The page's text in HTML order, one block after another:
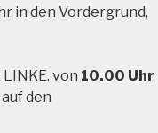
in den Vordergrund,
von 10.00 Uhr
den